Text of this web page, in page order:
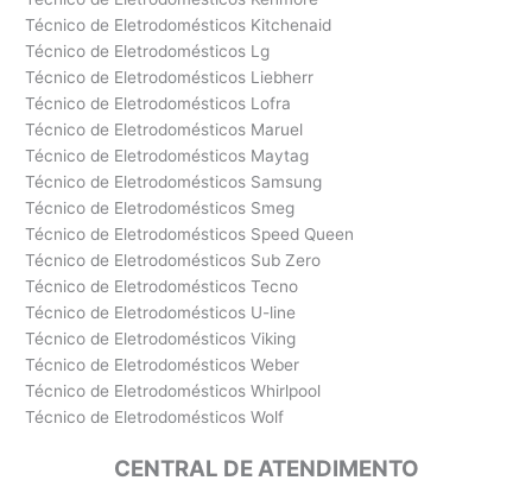
Técnico de Eletrodomésticos Kitchenaid
Técnico de Eletrodomésticos Lg
Técnico de Eletrodomésticos Liebherr
Técnico de Eletrodomésticos Lofra
Técnico de Eletrodomésticos Maruel
Técnico de Eletrodomésticos Maytag
Técnico de Eletrodomésticos Samsung
Técnico de Eletrodomésticos Smeg
Técnico de Eletrodomésticos Speed Queen
Técnico de Eletrodomésticos Sub Zero
Técnico de Eletrodomésticos Tecno
Técnico de Eletrodomésticos U-line
Técnico de Eletrodomésticos Viking
Técnico de Eletrodomésticos Weber
Técnico de Eletrodomésticos Whirlpool
Técnico de Eletrodomésticos Wolf
CENTRAL DE ATENDIMENTO